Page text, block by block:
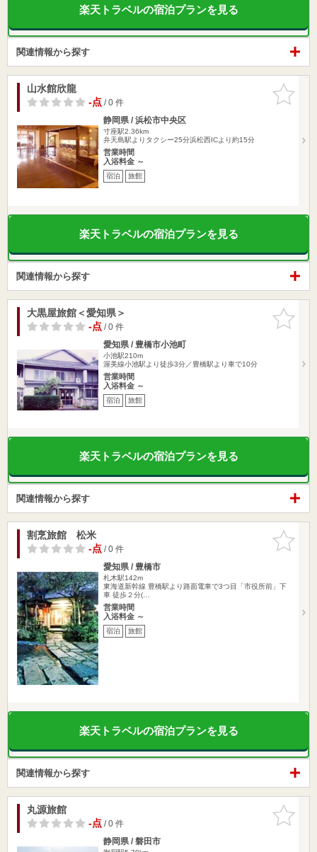
楽天トラベルの宿泊プランを見る
関連情報から探す
お気に入
りに追加
山水館欣龍
-点/ 0 件
静岡県 / 浜松市中央区
寸座駅2.36km
弁天島駅よりタクシー25分浜松西ICより約15分
営業時間
入浴料金 ～
宿泊 旅館
楽天トラベルの宿泊プランを見る
関連情報から探す
お気に入
りに追加
大黒屋旅館＜愛知県＞
-点/ 0 件
愛知県 / 豊橋市小池町
小池駅210m
渥美線小池駅より徒歩3分／豊橋駅より車で10分
営業時間
入浴料金 ～
宿泊 旅館
楽天トラベルの宿泊プランを見る
関連情報から探す
お気に入
りに追加
割烹旅館 松米
-点/ 0 件
愛知県 / 豊橋市
札木駅142m
東海道新幹線 豊橋駅より路面電車で3つ目「市役所前」下
車 徒歩２分(…
営業時間
入浴料金 ～
宿泊 旅館
楽天トラベルの宿泊プランを見る
関連情報から探す
お気に入
りに追加
丸源旅館
-点/ 0 件
静岡県 / 磐田市